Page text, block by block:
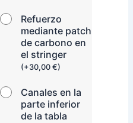
Refuerzo
mediante patch
de carbono en
el stringer
(+30,00€)
Canales en la
parte inferior
de la tabla